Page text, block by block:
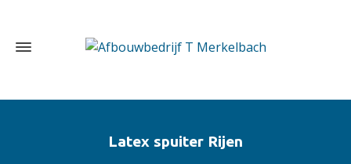
Latex spuiter Rijen